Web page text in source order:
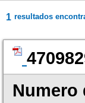
1 resultados
Numero